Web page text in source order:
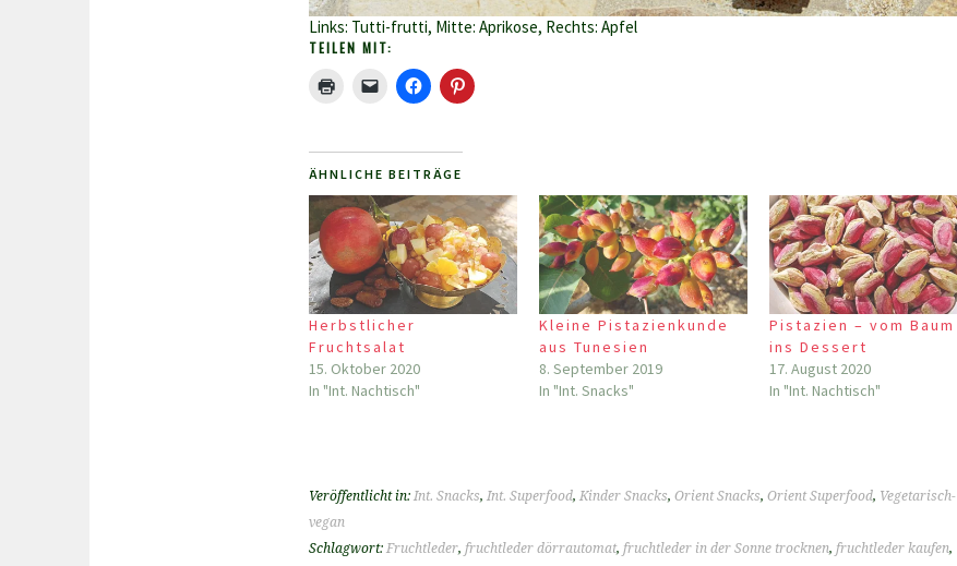
Links: Tutti-frutti, Mitte: Aprikose, Rechts: Apfel
TEILEN MIT:
ÄHNLICHE BEITRÄGE
Herbstlicher
Fruchtsalat
15. Oktober 2020
In "Int. Nachtisch"
Kleine Pistazienkunde
aus Tunesien
8. September 2019
In "Int. Snacks"
Pistazien – vom Baum
ins Dessert
17. August 2020
In "Int. Nachtisch"
Veröffentlicht in: Int. Snacks, Int. Superfood, Kinder Snacks, Orient Snacks, Orient Superfood, Vegetarisch-
vegan
Schlagwort: Fruchtleder, fruchtleder dörrautomat, fruchtleder in der Sonne trocknen, fruchtleder kaufen,